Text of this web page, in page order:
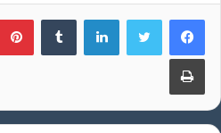
لينكدإن
طباعة